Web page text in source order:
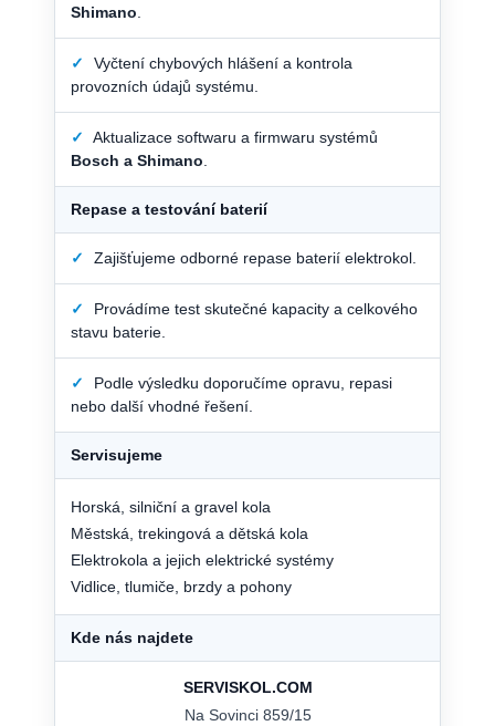
Shimano
✓
Vyčtení chybových hlášení a kontrola
provozních údajů systému.
✓
Aktualizace softwaru a firmwaru systémů
Bosch a Shimano
Repase a testování baterií
✓ Zajišťujeme odborné repase baterií elektrokol.
✓
Provádíme test skutečné kapacity a celkového
stavu baterie.
✓
Podle výsledku doporučíme opravu, repasi
nebo další vhodné řešení.
Servisujeme
Horská, silniční a gravel kola
Městská, trekingová a dětská kola
Elektrokola a jejich elektrické systémy
Vidlice, tlumiče, brzdy a pohony
Kde nás najdete
SERVISKOL.COM
Na Sovinci 859/15